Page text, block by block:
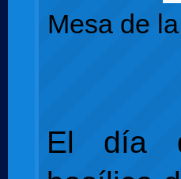
Mesa de
El día